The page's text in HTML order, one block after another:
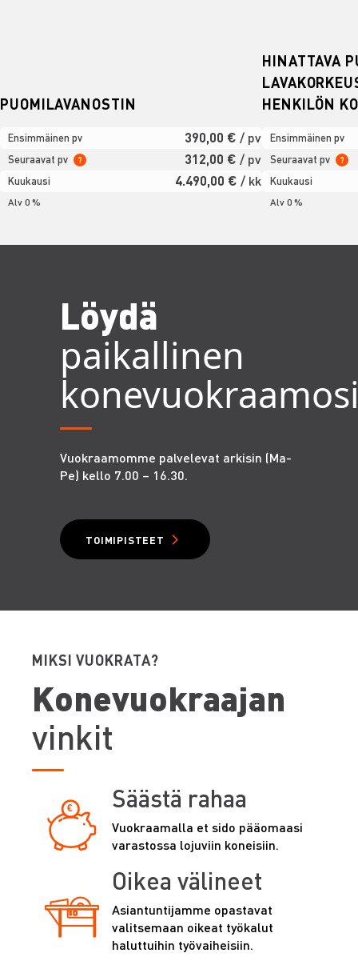
PUOMILAVANOSTIN
Ensimmäinen pv 390,00 € / pv
Seuraavat pv ? 312,00 € / pv
Kuukausi 4.490,00 € / kk
Alv 0 %
HINATTAVA
HENKILÖN
Ensimmäinen pv
Seuraavat pv
?
Kuukausi
Alv 0 %
Löydä
paikallinen
Vuokraamomme palvelevat arkisin (Ma-
Pe) kello 7.00 – 16.30.
TOIMIPISTEET
MIKSI VUOKRATA?
Konevuokraajan
vinkit
Säästä rahaa
Vuokraamalla et sido pääomaasi
varastossa lojuviin koneisiin.
Oikea välineet
Asiantuntijamme opastavat
valitsemaan oikeat työkalut
haluttuihin työvaiheisiin.